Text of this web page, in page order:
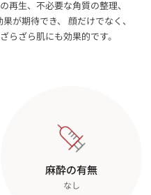
再生、不必要な角質の整理、
が期待でき、 顔だけでなく、
らざら肌にも効果的です。
麻酔の有無
なし